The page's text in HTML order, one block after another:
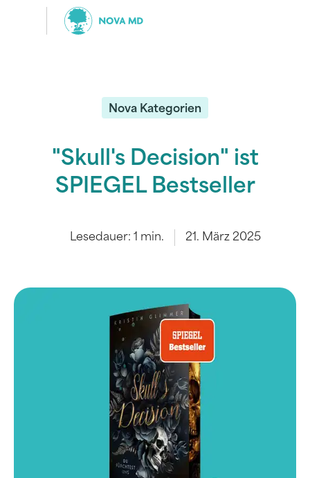
Nova Kategorien
"Skull's Decision" ist
SPIEGEL Bestseller
Lesedauer: 1 min. 21. März 2025